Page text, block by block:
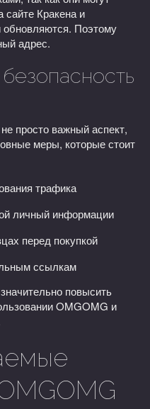
Кракена и
обновляются. Поэтому
адрес.
просто важный аспект,
меры, которые стоит
трафика
личный информации
перед покупкой
ссылкам
повысить
OMGOMG и